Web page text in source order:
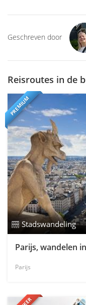
Geschreven door
Reisroutes in de
PREMIUM
Stadswandeling
Parijs, wandelen
Parijs